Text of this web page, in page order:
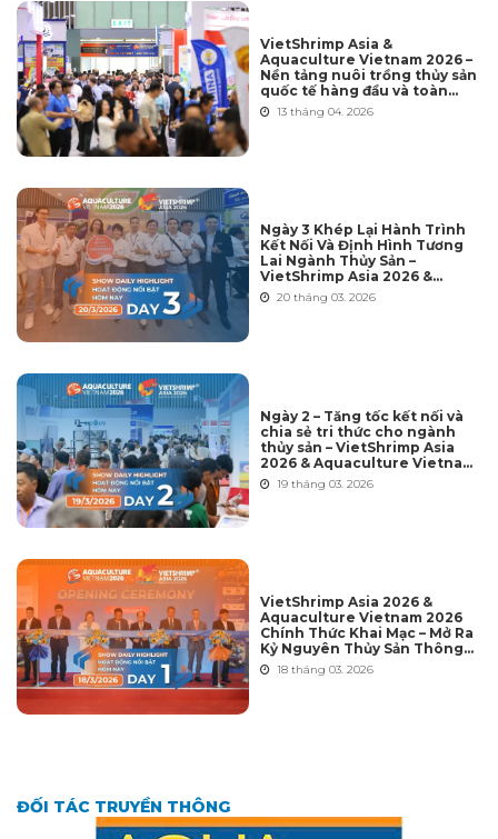
VietShrimp Asia &
Aquaculture Vietnam 2026 –
Nền tảng nuôi trồng thủy sản
quốc tế hàng đầu và toàn
diện nhất tại Việt Nam
13 tháng 04. 2026
Ngày 3 Khép Lại Hành Trình
Kết Nối Và Định Hình Tương
Lai Ngành Thủy Sản –
VietShrimp Asia 2026 &
Aquaculture Vietnam 2026
20 tháng 03. 2026
Ngày 2 – Tăng tốc kết nối và
chia sẻ tri thức cho ngành
thủy sản – VietShrimp Asia
2026 & Aquaculture Vietnam
202619 tháng 03. 2026
VietShrimp Asia 2026 &
Aquaculture Vietnam 2026
Chính Thức Khai Mạc – Mở Ra
Kỷ Nguyên Thủy Sản Thông
Minh Hội Nhập Toàn Cầu
18 tháng 03. 2026
ĐỐI TÁC TRUYỀN THÔNG